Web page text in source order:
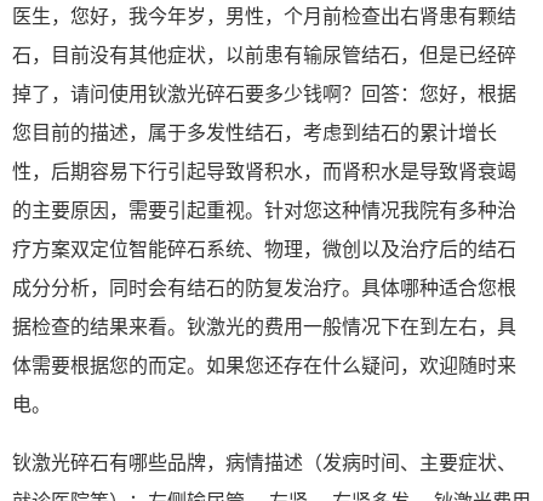
医生，您好，我今年岁，男性，个月前检查出右肾患有颗结
石，目前没有其他症状，以前患有输尿管结石，但是已经碎
掉了，请问使用钬激光碎石要多少钱啊？回答：您好，根据
您目前的描述，属于多发性结石，考虑到结石的累计增长
性，后期容易下行引起导致肾积水，而肾积水是导致肾衰竭
的主要原因，需要引起重视。针对您这种情况我院有多种治
疗方案双定位智能碎石系统、物理，微创以及治疗后的结石
成分分析，同时会有结石的防复发治疗。具体哪种适合您根
据检查的结果来看。钬激光的费用一般情况下在到左右，具
体需要根据您的而定。如果您还存在什么疑问，欢迎随时来
电。
钬激光碎石有哪些品牌，病情描述（发病时间、主要症状、